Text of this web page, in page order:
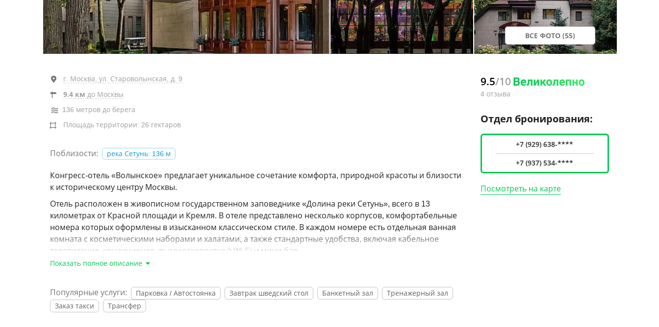
ВСЕ ФОТО (55)
г. Москва, ул. Староволынская, д. 9
9.4 км до Москвы
136 метров до берега
Площадь территории: 26 гектаров
Поблизости: река Сетунь: 136 м
Конгресс-отель «Волынское» предлагает уникальное сочетание комфорта, природной красоты и близости
к историческому центру Москвы.
Отель расположен в живописном государственном заповеднике «Долина реки Сетунь», всего в 13
километрах от Красной площади и Кремля. В отеле представлено несколько корпусов, комфортабельные
номера которых оформлены в изысканном классическом стиле. В каждом номере есть отдельная ванная
комната с косметическими наборами и халатами, а также стандартные удобства, включая кабельное
телевидение, кондиционер, высокоскоростной Wi-Fi и мини-бар.
Ресторан отеля предлагает гостям блюда русской и европейской кухни, а также уникальные кулинарные
отеле имеется конференц-зал, оборудованный всем необходимым для успешных презентаций и встреч.
Одной из особенностей отеля является «Летняя веранда», вмещающая до 800 гостей, а также просторный
парк, где также можно проводить различные мероприятия.
Показать полное описание
Популярные услуги: Парковка / Автостоянка Завтрак шведский стол Банкетный зал
Тренажерный зал
Заказ такси
Трансфер
9.5/10
4 отзыва
Отдел бронирования:
+7 (929) 638-****
+7 (937) 534-****
Посмотреть на карте